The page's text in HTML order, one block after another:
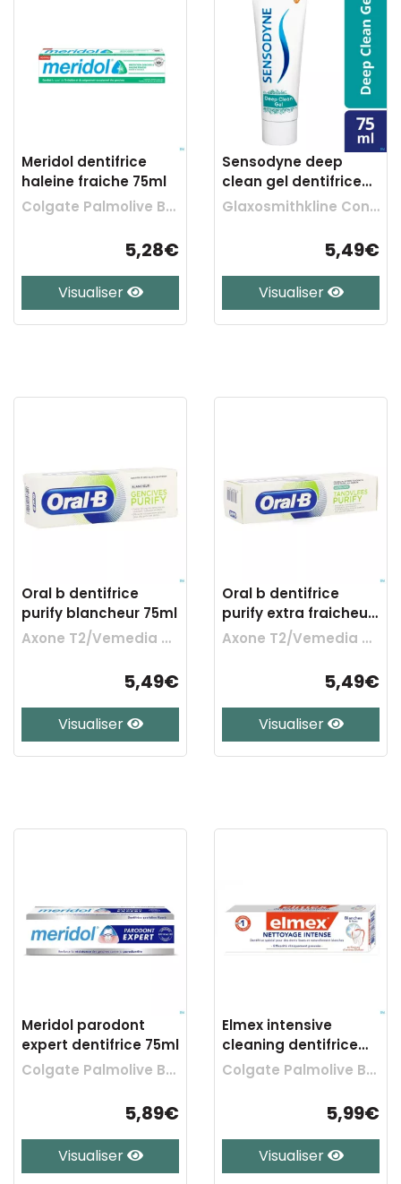
Meridol dentifrice
haleine fraiche 75ml
Colgate Palmolive Belgium
5,28€
Visualiser
Sensodyne deep
clean gel dentifrice
75ml
Glaxosmithkline Cons. Healthcare
5,49€
Visualiser
Oral b dentifrice
purify blancheur 75ml
Axone T2/Vemedia Ch
5,49€
Visualiser
Oral b dentifrice
purify extra fraicheur
75ml
Axone T2/Vemedia Ch
5,49€
Visualiser
Meridol parodont
expert dentifrice 75ml
Colgate Palmolive Belgium
5,89€
Visualiser
Elmex intensive
cleaning dentifrice
tube 50ml
Colgate Palmolive Belgium
5,99€
Visualiser